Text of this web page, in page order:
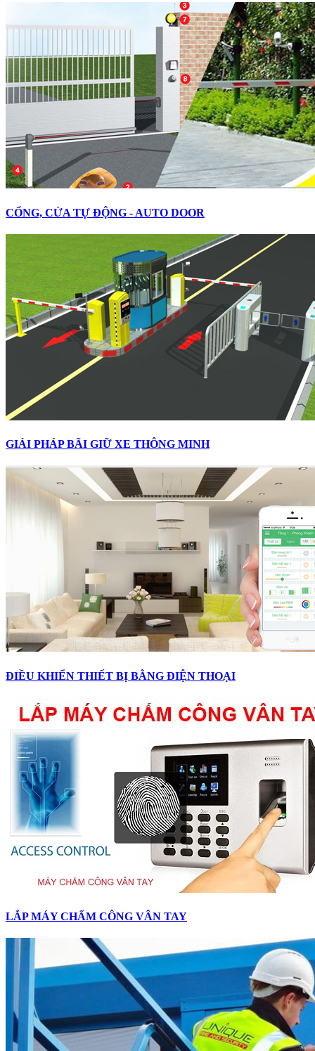
CỔNG, CỬA TỰ ĐỘNG - AUTO DOOR
GIẢI PHÁP BÃI GIỮ XE THÔNG MINH
ĐIỀU KHIỂN THIẾT BỊ BẰNG ĐIỆN THOẠI
LẮP MÁY CHẤM CÔNG VÂN TAY